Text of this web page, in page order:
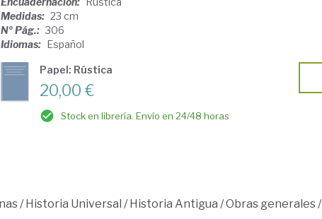
Medidas: 23 cm
Nº Pág.: 306
Idiomas: Español
Papel: Rústica
20,00 €
Stock en librería. Envío en 24/48 horas
/Historia Universal /Historia Antigua /Obras generales/